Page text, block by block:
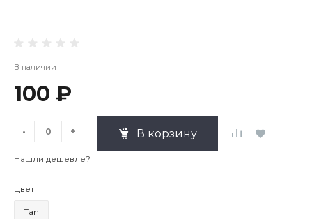
В наличии
100 ₽
- + В корзину
Нашли дешевле?
Цвет
Tan